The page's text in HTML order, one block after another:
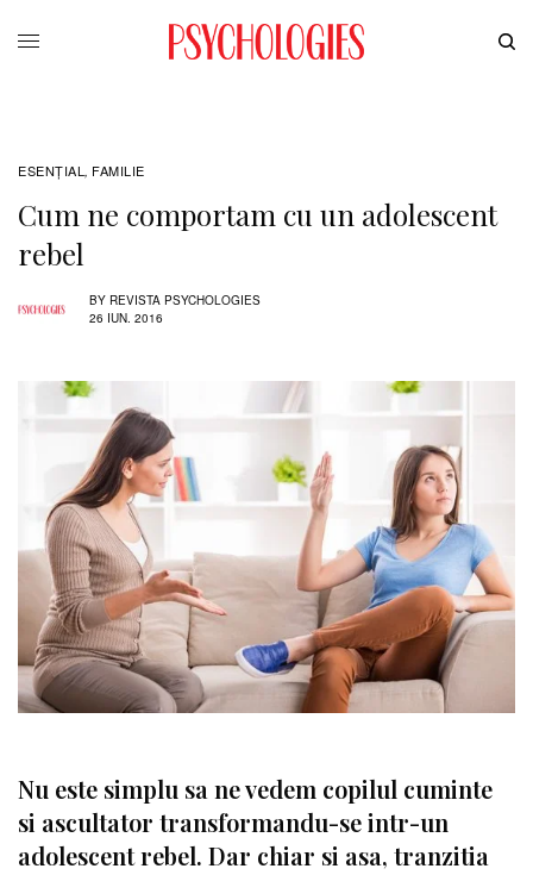
ESENȚIAL , FAMILIE
Cum ne comportam cu un adolescent
rebel
BY REVISTA PSYCHOLOGIES
26 IUN. 2016
Nu este simplu sa ne vedem copilul cuminte
si ascultator transformandu-se intr-un
adolescent rebel. Dar chiar si asa, tranzitia